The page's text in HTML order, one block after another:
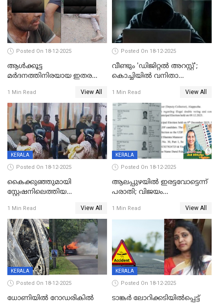
Posted On 18-12-2025
ആൾക്കൂട്ട
മർദനത്തിനിരയായ ഇതര
നടുക്കുന്ന സംഭവം
വാളയാറിൽ
1 Min Read View All
Posted On 18-12-2025
വീണ്ടും 'ഡിജിറ്റല്‍ അറസ്റ്റ്';
കൊച്ചിയില്‍ വനിതാ
കോടി രൂപ
1 Min Read View All
KERALA
Posted On 18-12-2025
കൈക്കുഞ്ഞുമായി
സ്റ്റേഷനിലെത്തിയ
കരണത്തടിച്ചു; CC ടിവി
ദൃശ്യങ്ങൾ പുറത്ത്
1 Min Read View All
KERALA
Posted On 18-12-2025
ആലപ്പുഴയിൽ ഇരട്ടവോട്ടെന്ന്
പരാതി; വിജയം
വാർഡിലെ എൽഡിഎഫ്
സ്ഥാനാർത്ഥി
1 Min Read View All
KERALA
Posted On 18-12-2025
ധോണിയിൽ റോഡരികിൽ
KERALA
Posted On 18-12-2025
ടാങ്കർ ലോറിക്കടിയിൽപ്പെട്ട്